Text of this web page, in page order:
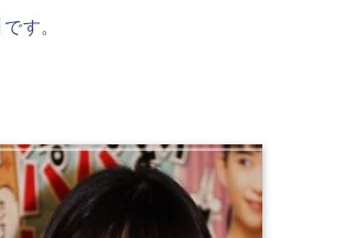
です。